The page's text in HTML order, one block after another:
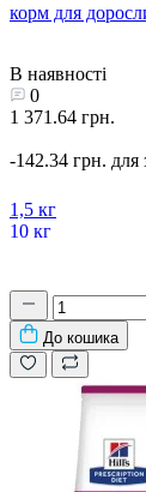
корм для
В наявності
0
1 371.64 грн.
-142.34 грн. для
1,5 кг
10 кг
До кошика